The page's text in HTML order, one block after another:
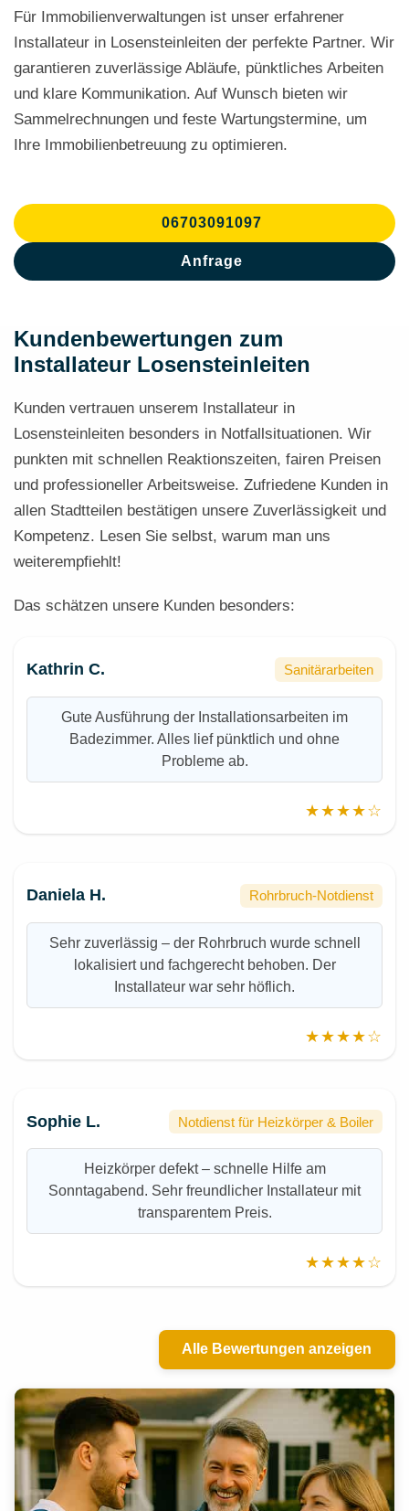
Für Immobilienverwaltungen ist unser erfahrener
Installateur in Losensteinleiten der perfekte Partner. Wir
garantieren zuverlässige Abläufe, pünktliches Arbeiten
und klare Kommunikation. Auf Wunsch bieten wir
Sammelrechnungen und feste Wartungstermine, um
Ihre Immobilienbetreuung zu optimieren.
06703091097
Anfrage
Kundenbewertungen zum
Installateur Losensteinleiten
Kunden vertrauen unserem Installateur in
Losensteinleiten besonders in Notfallsituationen. Wir
punkten mit schnellen Reaktionszeiten, fairen Preisen
und professioneller Arbeitsweise. Zufriedene Kunden in
allen Stadtteilen bestätigen unsere Zuverlässigkeit und
Kompetenz. Lesen Sie selbst, warum man uns
weiterempfiehlt!
Das schätzen unsere Kunden besonders:
Kathrin C. Sanitärarbeiten
Gute Ausführung der Installationsarbeiten im
Badezimmer. Alles lief pünktlich und ohne
Probleme ab.
★★★★☆
Daniela H. Rohrbruch-Notdienst
Sehr zuverlässig – der Rohrbruch wurde schnell
lokalisiert und fachgerecht behoben. Der
Installateur war sehr höflich.
★★★★☆
Sophie L. Notdienst für Heizkörper & Boiler
Heizkörper defekt – schnelle Hilfe am
Sonntagabend. Sehr freundlicher Installateur mit
transparentem Preis.
★★★★☆
Alle Bewertungen anzeigen